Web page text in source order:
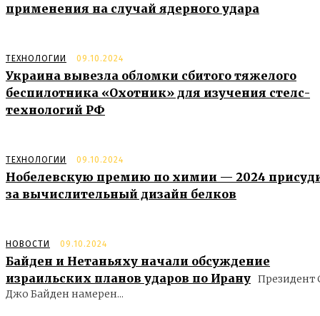
применения на случай ядерного удара
ТЕХНОЛОГИИ 09.10.2024
Украина вывезла обломки сбитого тяжелого
беспилотника «Охотник» для изучения стелс-
технологий РФ
ТЕХНОЛОГИИ 09.10.2024
Нобелевскую премию по химии — 2024
за вычислительный дизайн белков
НОВОСТИ 09.10.2024
Байден и Нетаньяху начали обсуждение
израильских планов ударов по Ирану
Джо Байден намерен...